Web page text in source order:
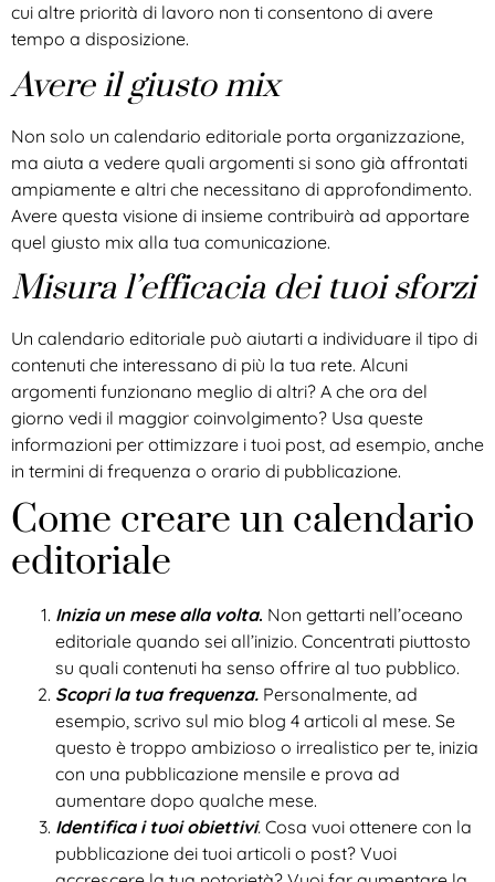
cui altre priorità di lavoro non ti consentono di avere
tempo a disposizione.
Avere il giusto mix
Non solo un calendario editoriale porta organizzazione,
ma aiuta a vedere quali argomenti si sono già affrontati
ampiamente e altri che necessitano di approfondimento.
Avere questa visione di insieme contribuirà ad apportare
quel giusto mix alla tua comunicazione.
Misura l’efficacia dei tuoi sforzi
Un calendario editoriale può aiutarti a individuare il tipo di
contenuti che interessano di più la tua rete. Alcuni
argomenti funzionano meglio di altri? A che ora del
giorno vedi il maggior coinvolgimento? Usa queste
informazioni per ottimizzare i tuoi post, ad esempio, anche
in termini di frequenza o orario di pubblicazione.
Come creare un calendario
editoriale
Inizia un mese alla volta. Non gettarti nell’oceano
editoriale quando sei all’inizio. Concentrati piuttosto
su quali contenuti ha senso offrire al tuo pubblico.
Scopri la tua frequenza. Personalmente, ad
esempio, scrivo sul mio blog 4 articoli al mese. Se
questo è troppo ambizioso o irrealistico per te, inizia
con una pubblicazione mensile e prova ad
aumentare dopo qualche mese.
Identifica i tuoi obiettivi. Cosa vuoi ottenere con la
pubblicazione dei tuoi articoli o post? Vuoi